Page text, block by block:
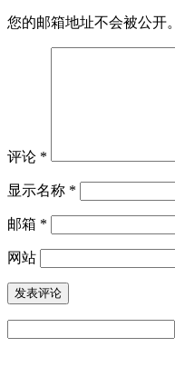
您的邮箱地址不会被公开。
评论 *
显示名称 *
邮箱 *
网站